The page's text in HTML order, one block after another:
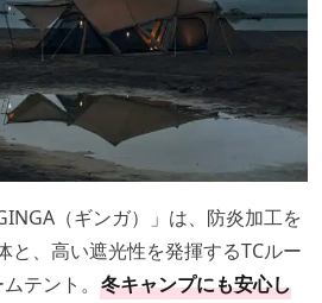
（ギンガ）」は、防炎加工を
と、高い遮光性を発揮するTCルー
テント。
冬キャンプにも安心し